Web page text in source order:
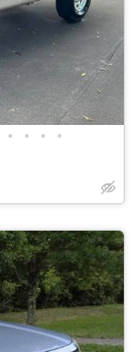
• • • •